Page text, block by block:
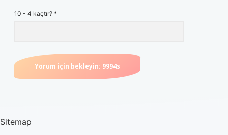
10 - 4 kaçtır? *
Sitemap